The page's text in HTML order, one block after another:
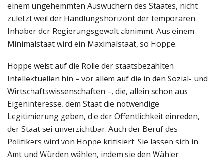
einem ungehemmten Auswuchern des Staates, nicht
zuletzt weil der Handlungshorizont der temporären
Inhaber der Regierungsgewalt abnimmt. Aus einem
Minimalstaat wird ein Maximalstaat, so Hoppe.
Hoppe weist auf die Rolle der staatsbezahlten
Intellektuellen hin – vor allem auf die in den Sozial- und
Wirtschaftswissenschaften –, die, allein schon aus
Eigeninteresse, dem Staat die notwendige
Legitimierung geben, die der Öffentlichkeit einreden,
der Staat sei unverzichtbar. Auch der Beruf des
Politikers wird von Hoppe kritisiert: Sie lassen sich in
Amt und Würden wählen, indem sie den Wähler